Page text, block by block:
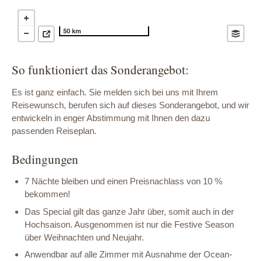
50 km
So funktioniert das Sonderangebot:
Es ist ganz einfach. Sie melden sich bei uns mit Ihrem
Reisewunsch, berufen sich auf dieses Sonderangebot, und wir
entwickeln in enger Abstimmung mit Ihnen den dazu
passenden Reiseplan.
Bedingungen
7 Nächte bleiben und einen Preisnachlass von 10 %
bekommen!
Das Special gilt das ganze Jahr über, somit auch in der
Hochsaison. Ausgenommen ist nur die Festive Season
über Weihnachten und Neujahr.
Anwendbar auf alle Zimmer mit Ausnahme der Ocean-